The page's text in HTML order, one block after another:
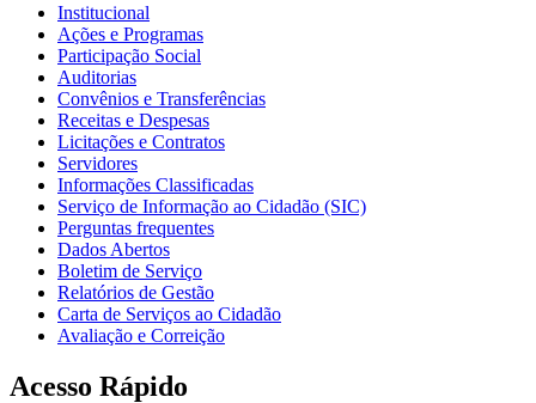
Institucional
Ações e Programas
Participação Social
Auditorias
Convênios e Transferências
Receitas e Despesas
Licitações e Contratos
Servidores
Informações Classificadas
Serviço de Informação ao Cidadão (SIC)
Perguntas frequentes
Dados Abertos
Boletim de Serviço
Relatórios de Gestão
Carta de Serviços ao Cidadão
Avaliação e Correição
Acesso Rápido